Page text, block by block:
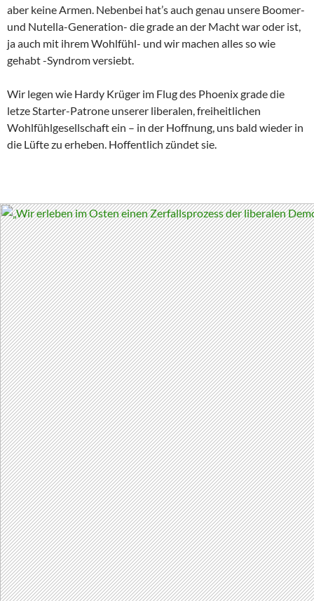
aber keine Armen. Nebenbei hat’s auch genau unsere Boomer-
und Nutella-Generation- die grade an der Macht war oder ist,
ja auch mit ihrem Wohlfühl- und wir machen alles so wie
gehabt -Syndrom versiebt.
Wir legen wie Hardy Krüger im Flug des Phoenix grade die
letze Starter-Patrone unserer liberalen, freiheitlichen
Wohlfühlgesellschaft ein – in der Hoffnung, uns bald wieder in
die Lüfte zu erheben. Hoffentlich zündet sie.